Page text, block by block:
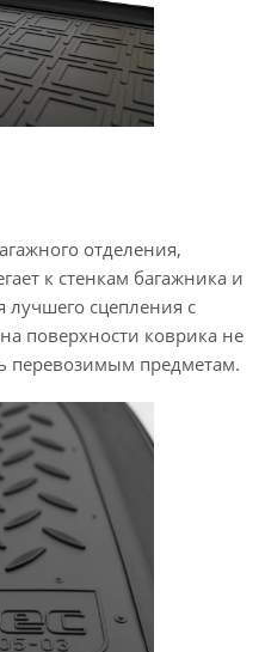
отделения,
к стенкам багажника и
лучшего сцепления с
поверхности коврика не
перевозимым предметам.